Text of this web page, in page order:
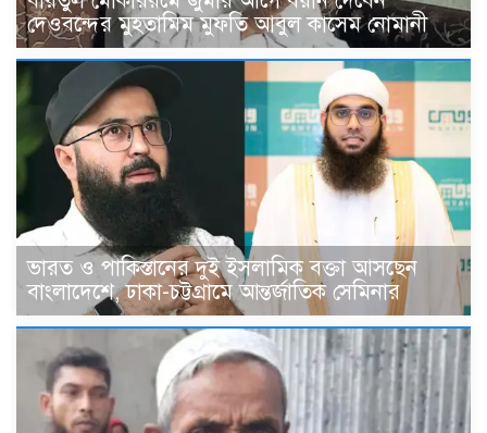
দেওবন্দের মুহতামিম মুফতি আবুল কাসেম নোমানী
ভারত ও পাকিস্তানের দুই ইসলামিক বক্তা আসছেন
বাংলাদেশে, ঢাকা-চট্টগ্রামে আন্তর্জাতিক সেমিনার